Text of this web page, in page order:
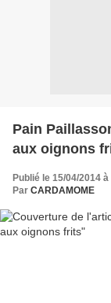
Pain
aux oignons
Publié le 15/04/2014
Par CARDAMOME